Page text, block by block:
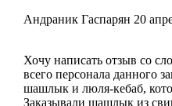
Андраник Гаспарян 20
Хочу написать отзыв со
всего персонала данного
шашлык и люля-кебаб,
Заказывали шашлык из